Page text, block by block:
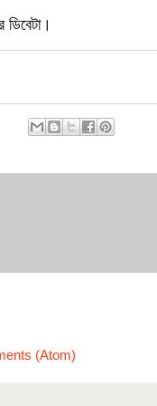
(Atom)